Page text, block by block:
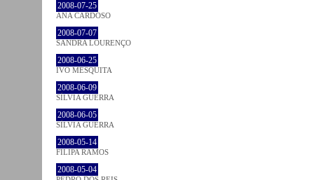
2008-07-25
ANA CARDOSO
2008-07-07
SANDRA LOURENÇO
2008-06-25
IVO MESQUITA
2008-06-09
SÍLVIA GUERRA
2008-06-05
SÍLVIA GUERRA
2008-05-14
FILIPA RAMOS
2008-05-04